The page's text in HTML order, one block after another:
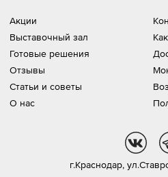
Акции
Выставочный зал
Готовые решения
Отзывы
Статьи и советы
О нас
г.Краснодар, vk